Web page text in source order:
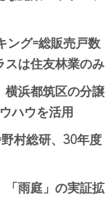
ング=総販売戸数
は住友林業のみ
浜都筑区の分譲
ハウを活用
村総研、30年度
雨庭」の実証拡